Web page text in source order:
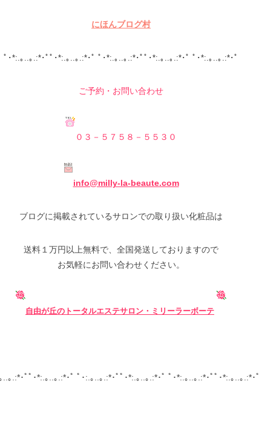
にほんブログ村
ﾟ･*:.｡..｡.:*･ﾟﾟ･*:.｡..｡.:*･ﾟ ﾟ･*:.｡..｡.:*･ﾟﾟ･*:.｡..｡.:*･ﾟ ﾟ･*:.｡..｡.:*･ﾟ
ご予約・お問い合わせ
０３－５７５８－５５３０
info@milly-la-beaute.com
ブログに掲載されているサロンでの取り扱い化粧品は
送料１万円以上無料で、全国発送しておりますので
お気軽にお問い合わせください。
自由が丘の トータルエステサロン・ミリーラーボーテ
..｡.:*･ﾟﾟ･*:.｡..｡.:*･ﾟ ﾟ･:.｡..｡.:*･ﾟﾟ･*:.｡..｡.:*･ﾟ ﾟ･*:.｡..｡.:*･ﾟﾟ･*:.｡..｡.:*･ﾟ